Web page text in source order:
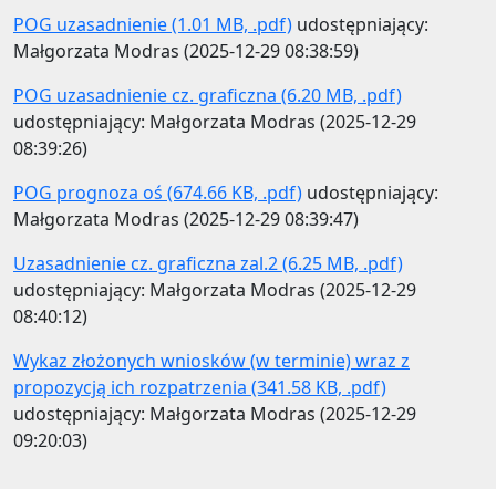
POG uzasadnienie (1.01 MB, .pdf) udostępniający:
Małgorzata Modras (2025-12-29 08:38:59)
POG uzasadnienie cz. graficzna (6.20 MB, .pdf)
udostępniający: Małgorzata Modras (2025-12-29
08:39:26)
POG prognoza oś (674.66 KB, .pdf) udostępniający:
Małgorzata Modras (2025-12-29 08:39:47)
Uzasadnienie cz. graficzna zal.2 (6.25 MB, .pdf)
udostępniający: Małgorzata Modras (2025-12-29
08:40:12)
Wykaz złożonych wniosków (w terminie) wraz z
propozycją ich rozpatrzenia (341.58 KB, .pdf)
udostępniający: Małgorzata Modras (2025-12-29
09:20:03)